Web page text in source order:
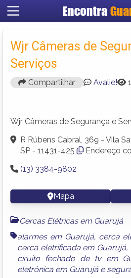
Encontra
Criar
Wjr Câmeras de
Serviços
Compartilhar Avalie!
Wjr Câmeras de Segurança e
R Rúbens Cabral, 369 - Vila
SP - 11431-425
Endereço
(13) 3384-9802
Mapa
Cercas Elétricas em Guarujá
alarmes em Guarujá, cerca
cerca eletrificada em Guarujá,
ciruito fechado de tv em
eletrônica em Guarujá e